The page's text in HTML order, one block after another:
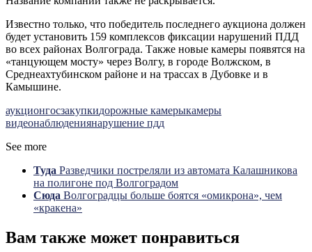
Известно только, что победитель последнего аукциона должен
будет установить 159 комплексов фиксации нарушений ПДД
во всех районах Волгограда. Также новые камеры появятся на
«танцующем мосту» через Волгу, в городе Волжском, в
Среднеахтубинском районе и на трассах в Дубовке и в
Камышине.
аукционгосзакупкидорожные камерыкамеры
видеонаблюдениянарушение пдд
See more
Туда Разведчики постреляли из автомата Калашникова
на полигоне под Волгоградом
Сюда Волгоградцы больше боятся «омикрона», чем
«кракена»
Вам также может понравиться